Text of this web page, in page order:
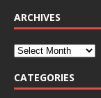
ARCHIVES
CATEGORIES